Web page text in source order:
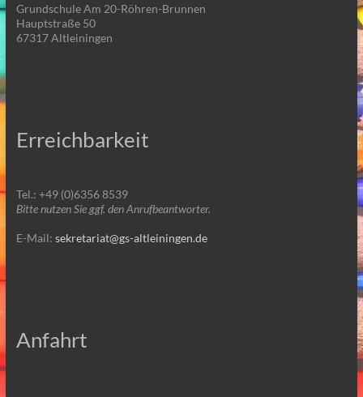
Grundschule Am 20-Röhren-Brunnen
Hauptstraße 50
67317 Altleiningen
Erreichbarkeit
Tel.: +49 (0)6356 8539
Bitte nutzen Sie ggf. den Anrufbeantworter.
E-Mail: sekretariat@gs-altleiningen.de
Anfahrt